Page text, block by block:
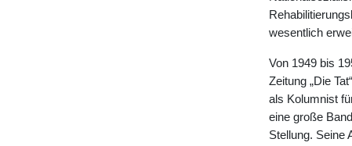
wesentlich
Von 1949 bis
Zeitung „Die
als Kolumnist
eine große
Stellung. Seine